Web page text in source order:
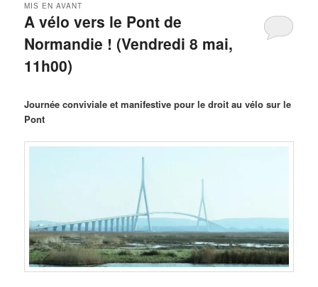
A vélo vers le Pont de
Normandie ! (Vendredi 8 mai,
11h00)
MIS EN AVANT
Journée conviviale et manifestive pour le droit au vélo sur le
Pont